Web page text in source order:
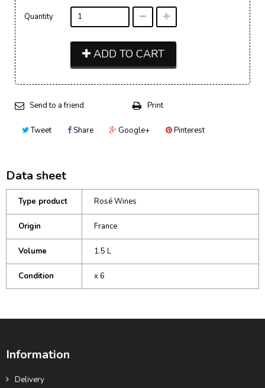
Quantity
ADD TO CART
Send to a friend Print
Tweet Share Google+ Pinterest
Data sheet
Type product Rosé Wines
Origin France
Volume 1.5 L
Condition x 6
Information
Delivery